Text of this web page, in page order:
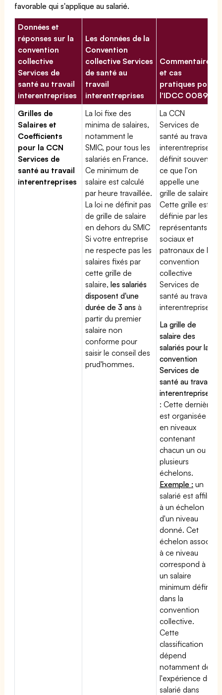
favorable qui s'applique au salarié.
Données et
réponses sur la
convention
collective
Services de
santé au travail
interentreprises
Les données de la
Convention
collective Services
de santé au
travail
interentreprises
Commentaires
et cas
pratiques pour
l'IDCC 00897
Grilles de
Salaires et
Coefficients
pour la CCN
Services de
santé au travail
interentreprises
La loi fixe des
minima de salaires,
notamment le
SMIC, pour tous les
salariés en France.
Ce minimum de
salaire est calculé
par heure travaillée.
La loi ne définit pas
de grille de salaire
en dehors du SMIC
Si votre entreprise
ne respecte pas les
salaires fixés par
cette grille de
salaire,les salariés
disposent d'une
durée de 3 ans à
partir du premier
salaire non
conforme pour
saisir le conseil des
prud'hommes.
La CCN
Services de
santé au travail
interentreprises
définit souvent
ce que l'on
appelle une
grille de salaires.
Cette grille est
définie par les
représentants
sociaux et
patronaux de la
convention
collective
Services de
santé au travail
interentreprises
La grille de
salaire des
salariés pour la
convention
Services de
santé au travail
interentreprises
: Cette dernière
est organisée
en niveaux
contenant
chacun un ou
plusieurs
échelons.
Exemple : un
salarié est affilié
à un échelon
d'un niveau
donné. Cet
échelon associé
à ce niveau
correspond à
un salaire
minimum défini
dans la
convention
collective.
Cette
classification
dépend
notamment de
l'expérience du
salarié dans